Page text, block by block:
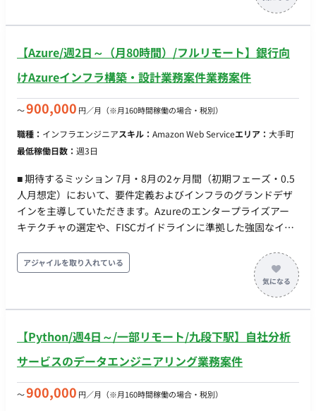
当工程 ・開発およびサービス提供基盤のアーキテクト設計や基
本設計(主にセキュリティや可観測性など非機能要件) ・DevOps
ェクト体制 ・エンジニア：5名 × 2チーム ・インフラ/SRE：
2〜3名 ・アーキテクト：数名（設計・技術支援） ・IM（イン
名 インフラ/SREチームとして複数の開発チームと連携してシス
（PO）としてレビューやプランニングに参加し、要件や優先度
について直接対話しながら開発を進めることができます。 エン
ポートに入ります。 ■ 技術スタック（予定） ・クラウド：AWS
または GCP ・基盤：EKS + マネージドサービス ・言語：Go /
Raactなど（予定） ・その他：マイクロサービス、データ処理
設計 など ■ 働き方 ・稼働量：週5日 ・フルリモート（PC受け渡
しやキックオフ時に出社・訪問の可能性あり）
【Azure/週2日～（月80時間）/フルリモート】銀行向
けAzureインフラ構築・設計業務案件業務案件
〜900,000 円／月 （※月160時間稼働の場合・税別）
職種： インフラエンジニアスキル： Amazon Web Serviceエリア： 大手町
最低稼働日数： 週3日
■ 期待するミッション 7月・8月の2ヶ月間（初期フェーズ・0.5
人月想定）において、要件定義およびインフラのグランドデザ
インを主導していただきます。Azureのエンタープライズアー
キテクチャの選定や、FISCガイドラインに準拠した強固なイン
バトンを繋ぐことがミッションです。 ※本フェーズが終了した
後は、継続して設計・構築フェーズに携わっていただく予定で
規構築におけるAzureインフラのグランドデザイン、およびネ
の選定など）の方針打ち出し。 【非機能要件の整理・定義】 シ
ステム特性に応じたCI/CDパイプライン、統合監視、ログ管理・
けクラウドガイドラインやFISCフレームワークを深く理解し、
アジャイルを取り入れている
【Python/週4日～/一部リモート/九段下駅】自社分析
サービスのデータエンジニアリング業務案件
〜900,000 円／月 （※月160時間稼働の場合・税別）